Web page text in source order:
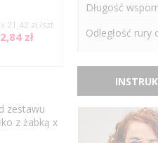
21,42 zł /szt
zł
zestawu
z żabką x
Długość
Odległość rury